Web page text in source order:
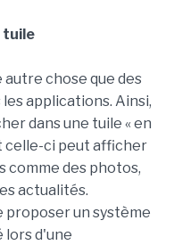
tuile
chose que des
applications. Ainsi,
dans une tuile « en
celle-ci peut afficher
comme des photos,
actualités.
proposer un système
lors d'une